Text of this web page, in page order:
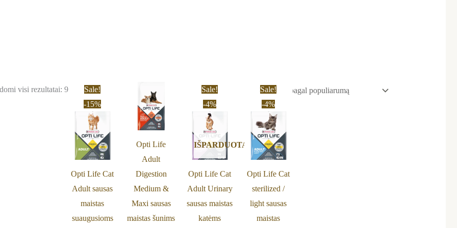
visi rezultatai: 9
Sale!
-15%
Opti Life Cat
Adult sausas
maistas
suaugusioms
Original
price
was:
54,00 €.
Opti Life
Adult
Digestion
Medium &
Maxi sausas
maistas šunims
Sale!
-4%
IŠPARDUOTA
Opti Life Cat
Adult Urinary
sausas maistas
katėms
Original
price
was:
23,00 €.
22,00 €.
Sale!
-4%
Opti Life Cat
sterilized /
light sausas
maistas
Original
price
was:
54,00 €.
Current
price